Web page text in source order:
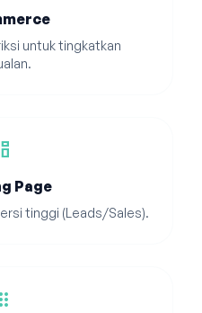
untuk tingkatkan
Page
tinggi (Leads/Sales).